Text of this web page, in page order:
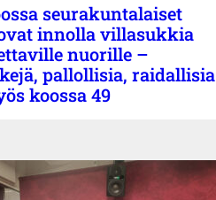
seurakuntalaiset
innolla villasukkia
nuorille –
pallollisia, raidallisia
koossa 49